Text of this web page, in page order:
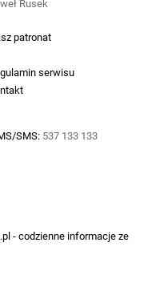
patronat
serwisu
SMS: 537 133 133
Rusek
- codzienne informacje ze